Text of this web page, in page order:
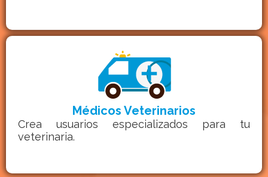
Médicos Veterinarios
Crea usuarios especializados para tu
veterinaria.